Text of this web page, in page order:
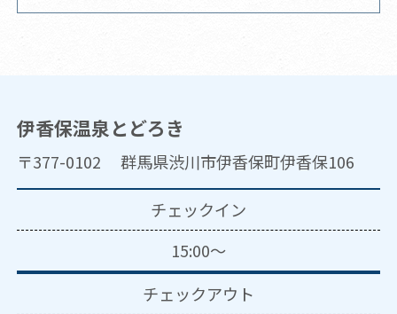
伊香保温泉とどろき
〒377-0102 群馬県渋川市伊香保町伊香保106
チェックイン
15:00～
チェックアウト